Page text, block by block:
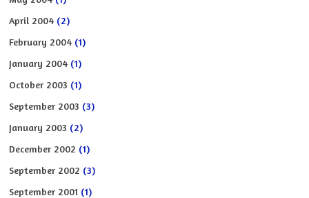
April 2004 (2)
February 2004 (1)
January 2004 (1)
October 2003 (1)
September 2003 (3)
January 2003 (2)
December 2002 (1)
September 2002 (3)
September 2001 (1)